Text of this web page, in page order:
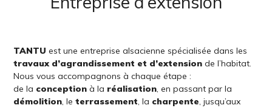
TANTU est une entreprise alsacienne spécialisée dans les
travaux d’agrandissement et d’extension de l’habitat.
Nous vous accompagnons à chaque étape :
de la conception à la réalisation, en passant par la
démolition, leterrassement, la charpente, jusqu’aux